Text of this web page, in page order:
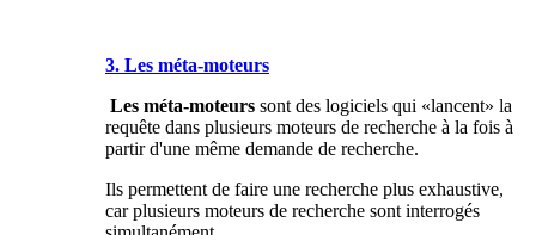
3. Les méta-moteurs
Les méta-moteurs sont des logiciels qui «lancent» la
requête dans plusieurs moteurs de recherche à la fois à
partir d'une même demande de recherche.
Ils permettent de faire une recherche plus exhaustive,
car plusieurs moteurs de recherche sont interrogés